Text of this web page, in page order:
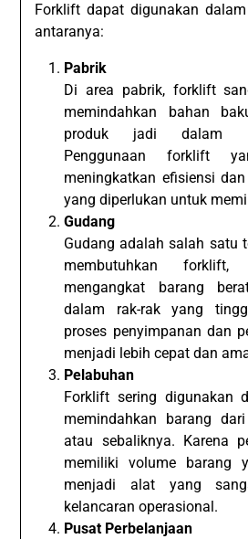
Forklift dapat digunakan
antaranya:
Pabrik
Di area pabrik, forklift
memindahkan bahan
produk jadi dalam
Penggunaan forklift
meningkatkan efisiensi
yang diperlukan untuk
Gudang
Gudang adalah salah satu
membutuhkan
mengangkat barang
dalam rak-rak yang
proses penyimpanan dan
menjadi lebih cepat dan
Pelabuhan
Forklift sering digunakan
memindahkan barang
atau sebaliknya. Karena
memiliki volume barang
menjadi alat yang
kelancaran operasional.
Pusat Perbelanjaan